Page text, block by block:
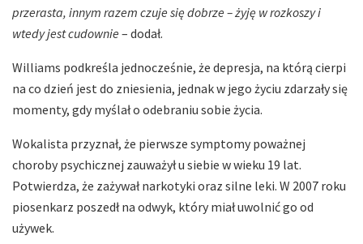
przerasta, innym razem czuje się dobrze – żyję w rozkoszy i
wtedy jest cudownie – dodał.
Williams podkreśla jednocześnie, że depresja, na którą cierpi
na co dzień jest do zniesienia, jednak w jego życiu zdarzały się
momenty, gdy myślał o odebraniu sobie życia.
Wokalista przyznał, że pierwsze symptomy poważnej
choroby psychicznej zauważył u siebie w wieku 19 lat.
Potwierdza, że zażywał narkotyki oraz silne leki. W 2007 roku
piosenkarz poszedł na odwyk, który miał uwolnić go od
używek.